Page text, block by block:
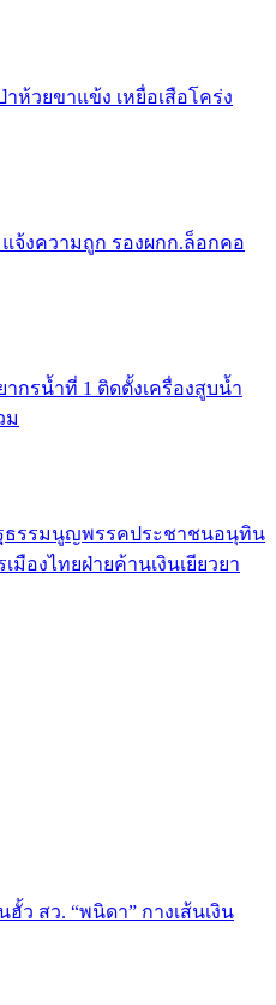
ห้วยขาแข้ง เหยื่อเสือโคร่ง
จ้งความถูก รองผกก.ล็อกคอ
กรน้ำที่ 1 ติดตั้งเครื่องสูบน้ำ
ม
ธรรมนูญพรรคประชาชนอนุทิน
เมืองไทยฝ่ายค้านเงินเยียวยา
ว สว. “พนิดา” กางเส้นเงิน